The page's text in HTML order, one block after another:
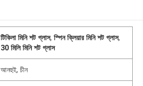
টিকিলা মিনি শট গ্লাস,স্পিন ক্লিয়ার মিনি শট গ্লাস,
30 মিলি মিনি শট গ্লাস
আনহুই, চীন